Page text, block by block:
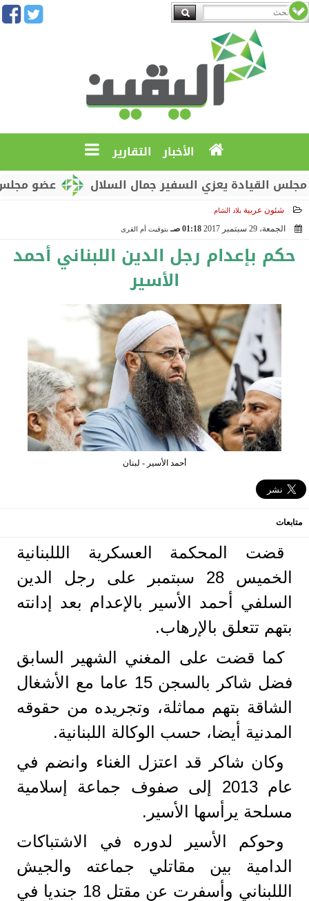
الأخبار التقارير
عضو مجلس
يعزي السفير جمال السلال
شئون عربية بلاد الشام
الجمعة، 29 سبتمبر 2017 01:18 صـ بتوقيت أم القرى
حكم بإعدام رجل الدين اللبناني أحمد
الأسير
أحمد الأسير - لبنان
متابعات
قضت المحكمة العسكرية الللبنانية
الخميس 28 سبتمبر على رجل الدين
السلفي أحمد الأسير بالإعدام بعد إدانته
بتهم تتعلق بالإرهاب.
كما قضت على المغني الشهير السابق
فضل شاكر بالسجن 15 عاما مع الأشغال
الشاقة بتهم مماثلة، وتجريده من حقوقه
المدنية أيضا، حسب الوكالة اللبنانية.
وكان شاكر قد اعتزل الغناء وانضم في
عام 2013 إلى صفوف جماعة إسلامية
مسلحة يرأسها الأسير.
وحوكم الأسير لدوره في الاشتباكات
الدامية بين مقاتلي جماعته والجيش
الللبناني وأسفرت عن مقتل 18 جنديا في